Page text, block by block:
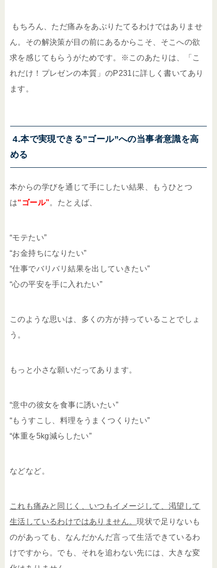
もちろん、ただ痛みをあぶりたてるわけではありませ
ん。その解決策が目の前にあるからこそ、そこへの欲
求を感じてもらうがためです。※このあたりは、「こ
れだけ！プレゼンの本質」のP231に詳しく書いてあり
ます。
4.本で実現できる”ゴール”への当事者意識を高
める
本からの学びを通じて手にしたい結果、もうひとつ
は“ゴール”。たとえば、
“モテたい”
“お金持ちになりたい”
“仕事でバリバリ結果を出していきたい”
“心の平安を手に入れたい”
このような思いは、多くの方が持っていることでしょ
う。
もっと小さな願いだってあります。
“意中の彼女を食事に誘いたい”
“もうすこし、料理をうまくつくりたい”
“体重を5kg減らしたい”
などなど。
これも痛みと同じく、いつもイメージして、渇望して
生活しているわけではありません。現状で足りないも
のがあっても、なんだかんだ言って生活できているわ
けですから。でも、それを追わない先には、大きな変